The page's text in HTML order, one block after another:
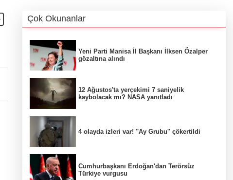
Çok Okunanlar
Yeni Parti Manisa İl Başkanı İlksen Özalper
gözaltına alındı
12 Ağustos'ta yerçekimi 7 saniyelik
kaybolacak mı? NASA yanıtladı
4 olayda izleri var! ''Ay Grubu'' çökertildi
Cumhurbaşkanı Erdoğan'dan Terörsüz
Türkiye vurgusu